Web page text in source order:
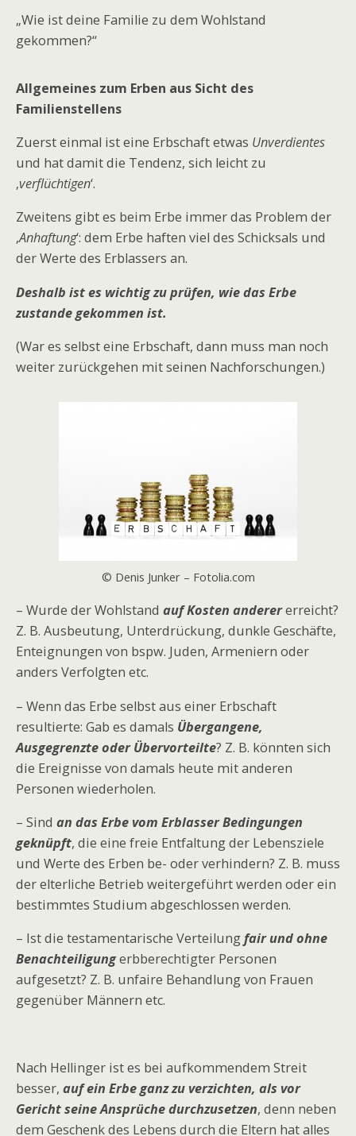
„Wie ist deine Familie zu dem Wohlstand
gekommen?“
Allgemeines zum Erben aus Sicht des
Familienstellens
Zuerst einmal ist eine Erbschaft etwas Unverdientes
und hat damit die Tendenz, sich leicht zu
‚verflüchtigen‘.
Zweitens gibt es beim Erbe immer das Problem der
‚Anhaftung‘: dem Erbe haften viel des Schicksals und
der Werte des Erblassers an.
Deshalb ist es wichtig zu prüfen, wie das Erbe
zustande gekommen ist.
(War es selbst eine Erbschaft, dann muss man noch
weiter zurückgehen mit seinen Nachforschungen.)
© Denis Junker – Fotolia.com
– Wurde der Wohlstand auf Kosten anderererreicht?
Z. B. Ausbeutung, Unterdrückung, dunkle Geschäfte,
Enteignungen von bspw. Juden, Armeniern oder
anders Verfolgten etc.
– Wenn das Erbe selbst aus einer Erbschaft
resultierte: Gab es damals Übergangene,
Ausgegrenzte oder Übervorteilte? Z. B. könnten sich
die Ereignisse von damals heute mit anderen
Personen wiederholen.
– Sind an das Erbe vom Erblasser Bedingungen
geknüpft, die eine freie Entfaltung der Lebensziele
und Werte des Erben be- oder verhindern? Z. B. muss
der elterliche Betrieb weitergeführt werden oder ein
bestimmtes Studium abgeschlossen werden.
– Ist die testamentarische Verteilungfair und ohne
Benachteiligungerbberechtigter Personen
aufgesetzt? Z. B. unfaire Behandlung von Frauen
gegenüber Männern etc.
Nach Hellinger ist es bei aufkommendem Streit
besser, auf ein Erbe ganz zu verzichten, als vor
Gericht seine Ansprüche durchzusetzen, denn neben
dem Geschenk des Lebens durch die Eltern hat alles